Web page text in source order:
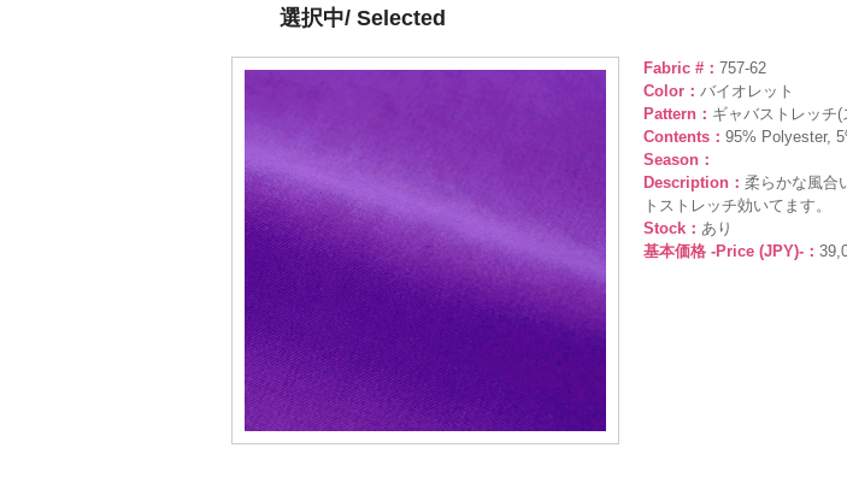
選択中/ Selected
Fabric #： 757-62
Color： バイオレット
Pattern： ギャバストレッチ
Contents： 95% Polyester,
Season：
Description： 柔らかな風合
トストレッチ効いてます。
Stock： あり
基本価格 -Price (JPY)-：